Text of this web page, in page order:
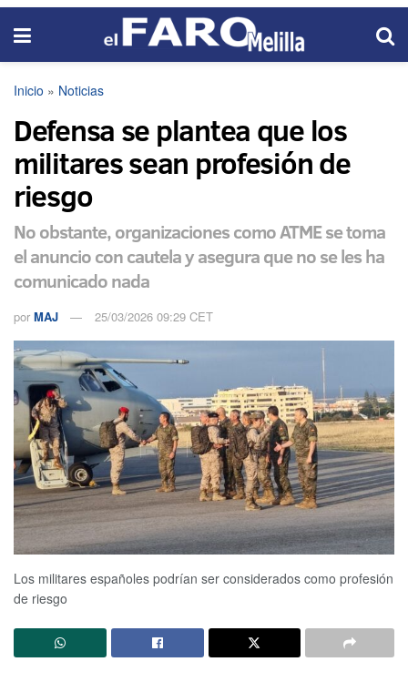
Inicio » Noticias
Defensa se plantea que los
militares sean profesión de
riesgo
No obstante, organizaciones como ATME se toma
el anuncio con cautela y asegura que no se les ha
comunicado nada
por MAJ 25/03/2026 09:29 CET
Los militares españoles podrían ser considerados como profesión
de riesgo